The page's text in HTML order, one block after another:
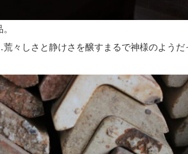
々しさと静けさを醸すまるで神様のようだ